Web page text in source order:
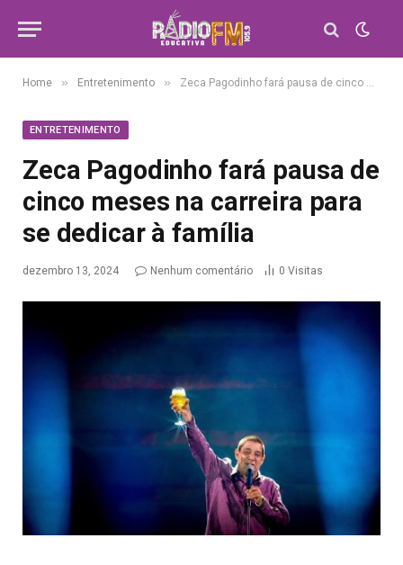
Home » Entretenimento » Zeca Pagodinho fará pausa de cinco meses na carreira para se dedicar à família
ENTRETENIMENTO
Zeca Pagodinho fará pausa de
cinco meses na carreira para
se dedicar à família
dezembro 13, 2024 Nenhum comentário 0 Visitas